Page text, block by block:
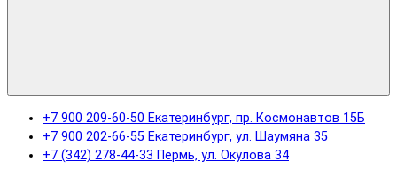
+7 900 209-60-50 Екатеринбург, пр. Космонавтов 15Б
+7 900 202-66-55 Екатеринбург, ул. Шаумяна 35
+7 (342) 278-44-33 Пермь, ул. Окулова 34